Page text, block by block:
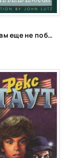
Смерть там еще не побывала - Рекс Стаут